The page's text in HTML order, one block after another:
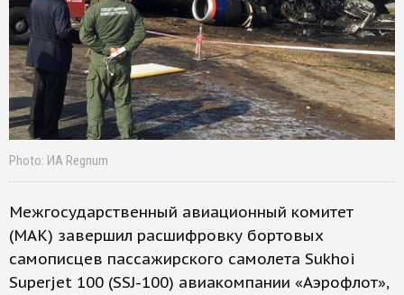
Photo: ИА Regnum
Межгосударственный авиационный комитет
(МАК) завершил расшифровку бортовых
самописцев пассажирского самолета Sukhoi
Superjet 100 (SSJ-100) авиакомпании «Аэрофлот»,